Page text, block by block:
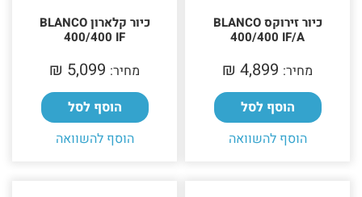
כיור זירוקס BLANCO
400/400 IF/A
מחיר: 4,899 ₪‎
הוסף לסל
הוסף להשוואה
כיור קלארון BLANCO
400/400 IF
מחיר: 5,099 ₪‎
הוסף לסל
הוסף להשוואה